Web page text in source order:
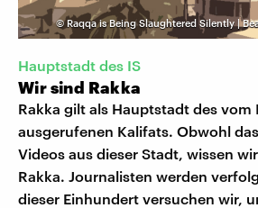
©Raqqa is Being Slaughtered Silently |
Hauptstadt des IS
Wir sind Rakka
Rakka gilt als Hauptstadt des vom
ausgerufenen Kalifats. Obwohl
Videos aus dieser Stadt, wissen
Rakka. Journalisten werden
dieser Einhundert versuchen wir,